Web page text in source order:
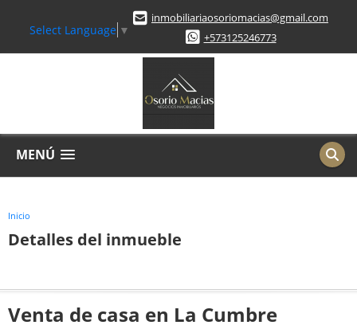
Select Language ▼
inmobiliariaosoriomacias@gmail.com
+573125246773
MENÚ
Inicio
Detalles del inmueble
Venta de casa en La Cumbre